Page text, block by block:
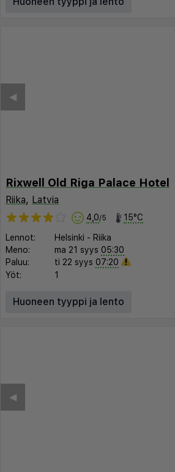
◀︎
Rixwell Old Riga Palace Hotel
Riika, Latvia
4,0/5 15°C
Lennot: Helsinki - Riika
Meno:
ma 21 syys 05:30
Paluu:
ti 22 syys 07:20
Yöt:
1
Huoneen tyyppi ja lento
◀︎